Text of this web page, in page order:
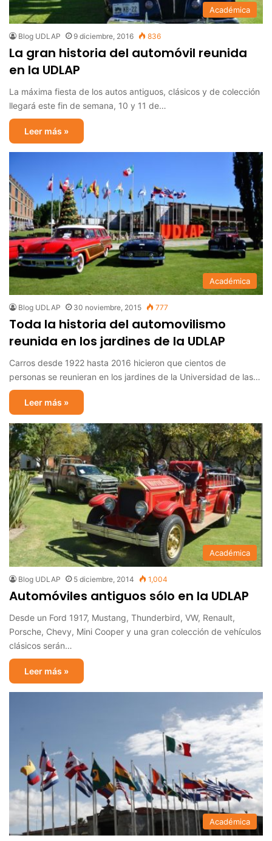
Académica
Blog UDLAP 9 diciembre, 2016 836
La gran historia del automóvil reunida
en la UDLAP
La máxima fiesta de los autos antiguos, clásicos y de colección
llegará este fin de semana, 10 y 11 de…
Leer más »
Académica
Blog UDLAP 30 noviembre, 2015 777
Toda la historia del automovilismo
reunida en los jardines de la UDLAP
Carros desde 1922 hasta 2016 hicieron que cientos de
personas se reunieran en los jardines de la Universidad de las…
Leer más »
Académica
Blog UDLAP 5 diciembre, 2014 1,004
Automóviles antiguos sólo en la UDLAP
Desde un Ford 1917, Mustang, Thunderbird, VW, Renault,
Porsche, Chevy, Mini Cooper y una gran colección de vehículos
clásicos serán…
Leer más »
Académica